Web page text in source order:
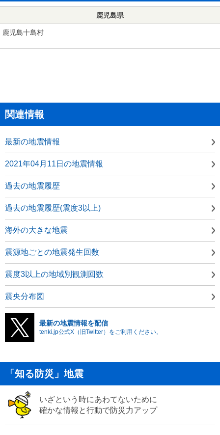
鹿児島県
鹿児島十島村
関連情報
最新の地震情報
2021年04月11日の地震情報
過去の地震履歴
過去の地震履歴(震度3以上)
海外の大きな地震
震源地ごとの地震発生回数
震度3以上の地域別観測回数
震央分布図
最新の地震情報を配信
tenki.jp公式X（旧Twitter）をご利用ください。
「知る防災」地震
いざという時にあわてないために
確かな情報と行動で防災力アップ